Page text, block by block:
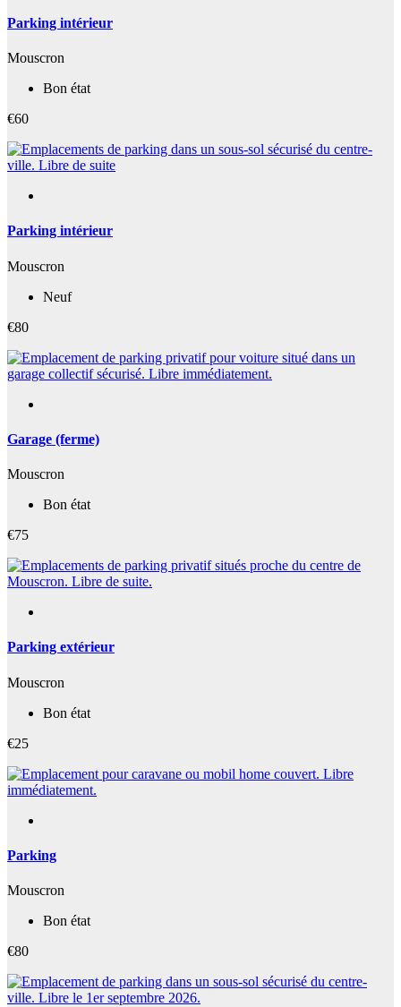
Parking intérieur
Mouscron
Bon état
€60
Parking intérieur
Mouscron
Neuf
€80
Garage (ferme)
Mouscron
Bon état
€75
Parking extérieur
Mouscron
Bon état
€25
Parking
Mouscron
Bon état
€80